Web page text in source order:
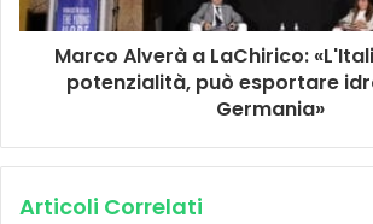
Marco Alverà a LaChirico:
potenzialità, può esportare
Germania»
Articoli Correlati